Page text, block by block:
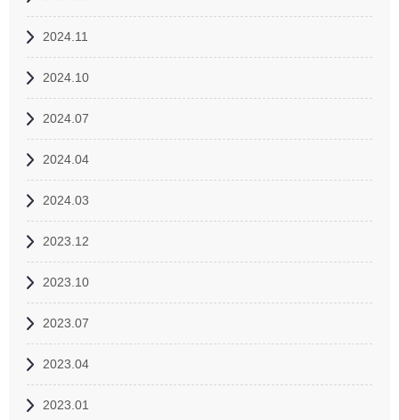
2024.11
2024.10
2024.07
2024.04
2024.03
2023.12
2023.10
2023.07
2023.04
2023.01